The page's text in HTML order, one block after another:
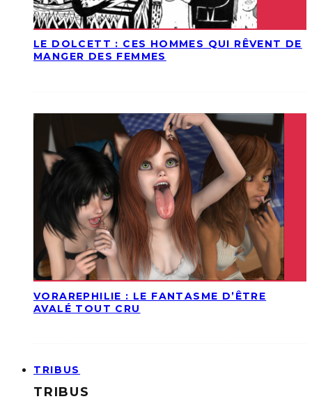
LE DOLCETT : CES HOMMES QUI RÊVENT DE
MANGER DES FEMMES
VORAREPHILIE : LE FANTASME D’ÊTRE
AVALÉ TOUT CRU
TRIBUS
TRIBUS